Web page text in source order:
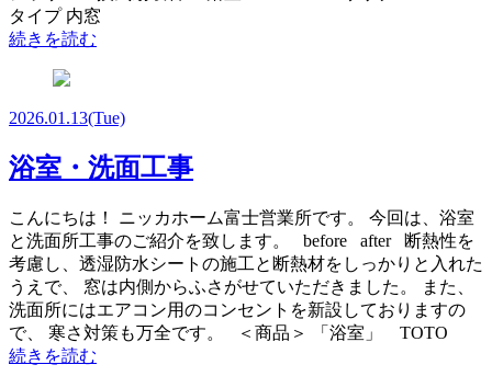
タイプ 内窓
続きを読む
2026.01.13(Tue)
浴室・洗面工事
こんにちは！ ニッカホーム富士営業所です。 今回は、浴室
と洗面所工事のご紹介を致します。 before after 断熱性を
考慮し、透湿防水シートの施工と断熱材をしっかりと入れた
うえで、 窓は内側からふさがせていただきました。 また、
洗面所にはエアコン用のコンセントを新設しておりますの
で、 寒さ対策も万全です。 ＜商品＞ 「浴室」 TOTO
続きを読む